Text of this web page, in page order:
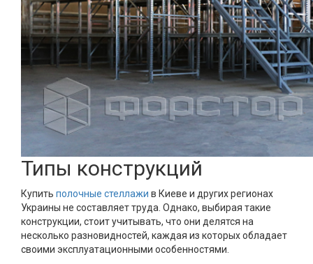
Типы конструкций
Купить полочные стеллажи в Киеве и других регионах
Украины не составляет труда. Однако, выбирая такие
конструкции, стоит учитывать, что они делятся на
несколько разновидностей, каждая из которых обладает
своими эксплуатационными особенностями.